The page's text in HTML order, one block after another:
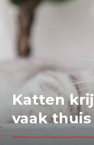
Katten
vaak